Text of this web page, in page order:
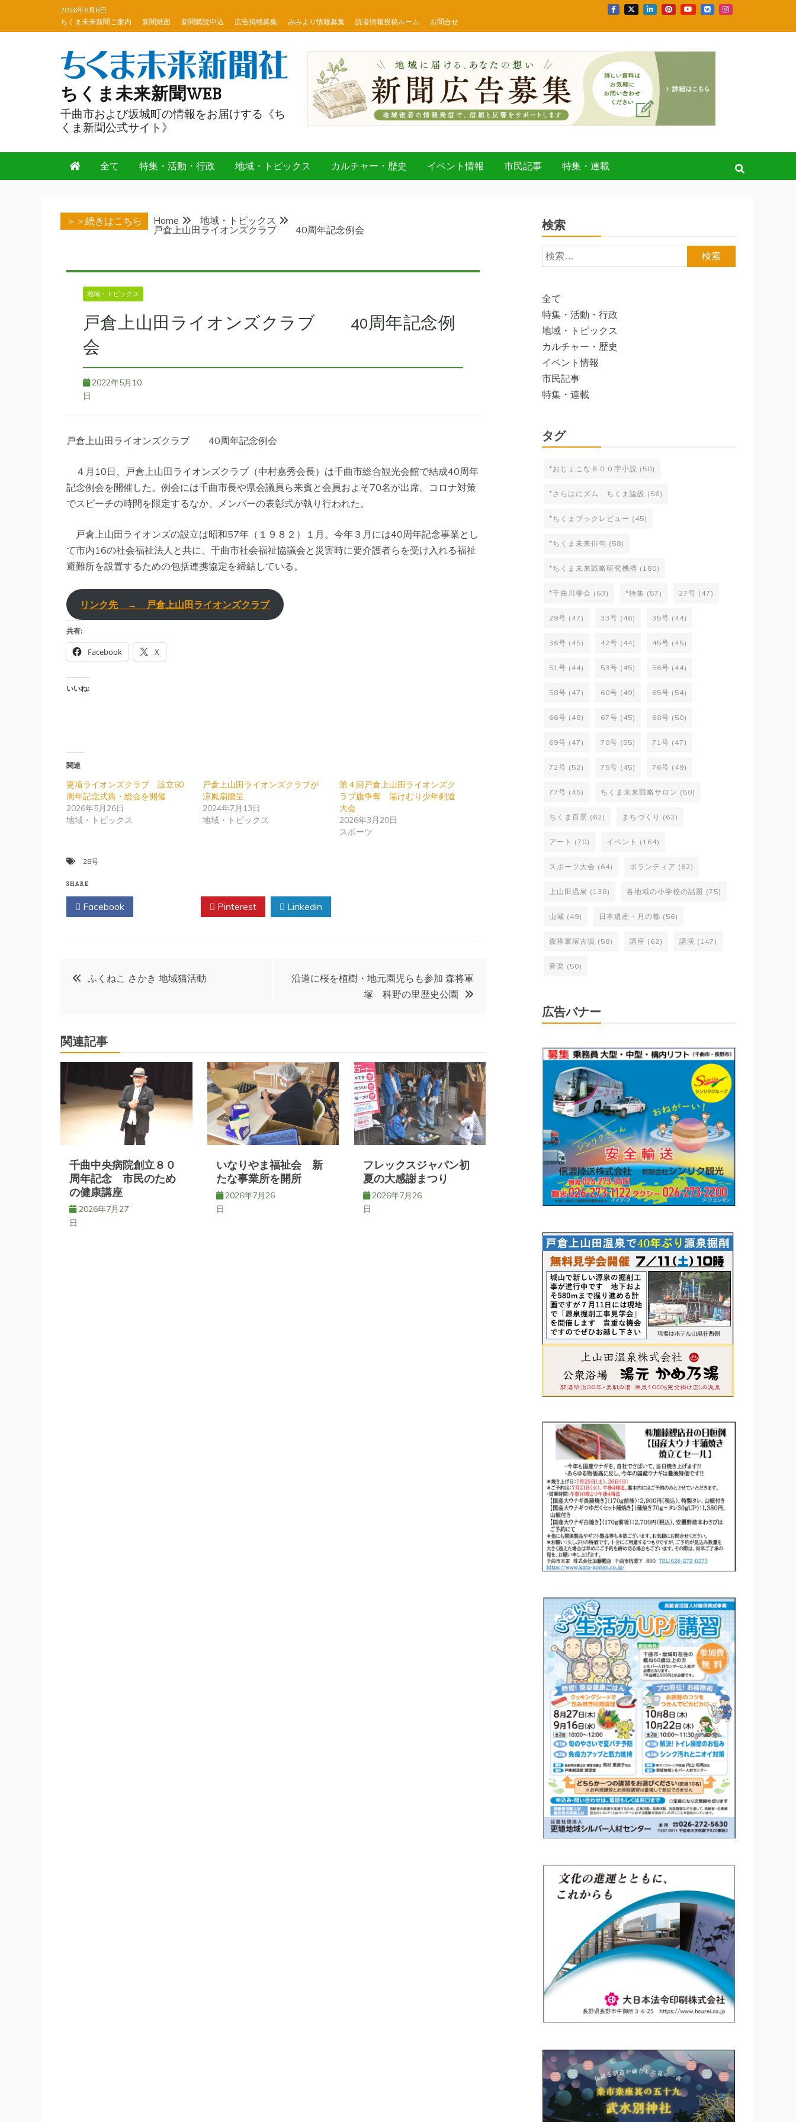
2026年8月6日
ちくま未来新聞ご案内
新聞紙面 新聞購読申込 広告掲載募集 みみより情報募集 読者情報投稿ルーム お問合せ
ちくま未来新聞WEB
千曲市および坂城町の情報をお届けする《ち
くま新聞公式サイト》
全て 特集・活動・行政 地域・トピックス カルチャー・歴史 イベント情報 市民記事 特集・連載
＞＞続きはこちら Home
地域・トピックス
戸倉上山田ライオンズクラブ 40周年記念例会
地域・トピックス
戸倉上山田ライオンズクラブ 40周年記念例
会
2022年5月10
日
戸倉上山田ライオンズクラブ 40周年記念例会
４月10日、戸倉上山田ライオンズクラブ（中村嘉秀会長）は千曲市総合観光会館で結成40周年
記念例会を開催した。例会には千曲市長や県会議員ら来賓と会員およそ70名が出席。コロナ対策
でスピーチの時間を限定するなか、メンバーの表彰式が執り行われた。
戸倉上山田ライオンズの設立は昭和57年（１９８２）１月。今年３月には40周年記念事業とし
て市内16の社会福祉法人と共に、千曲市社会福祉協議会と災害時に要介護者らを受け入れる福祉
避難所を設置するための包括連携協定を締結している。
リンク先 → 戸倉上山田ライオンズクラブ
共有:
Facebook X
いいね:
関連
更埴ライオンズクラブ 設立60
周年記念式典・総会を開催
2026年5月26日
地域・トピックス
戸倉上山田ライオンズクラブが
涼風扇贈呈
2024年7月13日
地域・トピックス
第４回戸倉上山田ライオンズク
ラブ旗争奪 湯けむり少年剣道
大会
2026年3月20日
スポーツ
28号
SHARE
Facebook Pinterest Linkedin
投
ナ
ビ
ゲ
ー
シ
ョ
ン
ふくねこ さかき 地域猫活動
沿道に桜を植樹・地元園児らも参加 森将軍
塚 科野の里歴史公園
関連記事
千曲中央病院創立８０
周年記念 市民のため
の健康講座
2026年7月27
日
いなりやま福祉会 新
たな事業所を開所
2026年7月26
日
フレックスジャパン初
夏の大感謝まつり
2026年7月26
日
検索
検
索:
全て
特集・活動・行政
地域・トピックス
カルチャー・歴史
イベント情報
市民記事
特集・連載
タグ
*おじょこな８００字小説 (50)
*さらはにズム ちくま論説 (56)
*ちくまブックレビュー (45)
*ちくま未来俳句 (58)
*ちくま未来戦略研究機構 (180)
*千曲川柳会 (63) *特集 (57) 27号 (47)
29号 (47) 33号 (46) 35号 (44)
36号 (45) 42号 (44) 45号 (45)
51号 (44) 53号 (45) 56号 (44)
58号 (47) 60号 (49) 65号 (54)
66号 (48) 67号 (45) 68号 (50)
69号 (47) 70号 (55) 71号 (47)
72号 (52) 75号 (45) 76号 (49)
77号 (45) ちくま未来戦略サロン (50)
ちくま百景 (62) まちづくり (62)
アート (70) イベント (164)
スポーツ大会 (64) ボランティア (62)
上山田温泉 (138) 各地域の小学校の話題 (75)
山城 (49) 日本遺産・月の都 (56)
森将軍塚古墳 (58) 講座 (62) 講演 (147)
音楽 (50)
広告バナー